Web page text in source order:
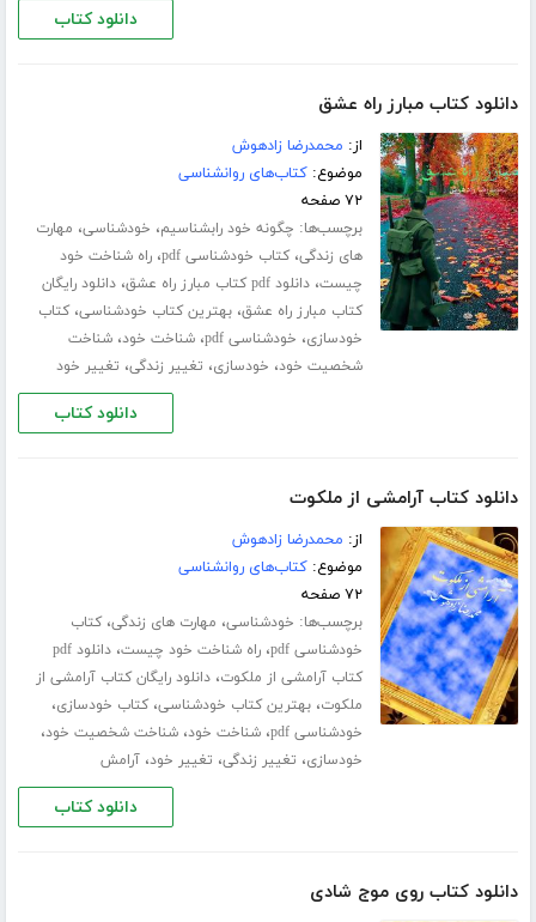
دانلود کتاب
دانلود کتاب مبارز راه عشق
از: محمدرضا زادهوش
موضوع:کتاب‌های روانشناسی
۷۲ صفحه
برچسب‌ها: چگونه خود رابشناسیم، خودشناسی، مهارت
های زندگی،کتاب خودشناسی pdf ،راه شناخت خود
چیست،دانلود pdf کتاب مبارز راه عشق ،دانلود رایگان
کتاب مبارز راه عشق،بهترین کتاب خودشناسی،کتاب
خودسازی، خودشناسی pdf ،شناخت خود،شناخت
شخصیت خود، خودسازی، تغییر زندگی، تغییر خود
دانلود کتاب
دانلود کتاب آرامشی از ملکوت
از: محمدرضا زادهوش
موضوع:کتاب‌های روانشناسی
۷۲ صفحه
برچسب‌ها: خودشناسی، مهارت های زندگی،کتاب
خودشناسی pdf
،راه شناخت خود چیست،
دانلود pdf
کتاب آرامشی از ملکوت،دانلود رایگان کتاب آرامشی از
ملکوت،بهترین کتاب خودشناسی،کتاب خودسازی،
خودشناسی pdf ،شناخت خود،شناخت شخصیت خود،
خودسازی، تغییر زندگی، تغییر خود،آرامش
دانلود کتاب
دانلود کتاب روی موج شادی